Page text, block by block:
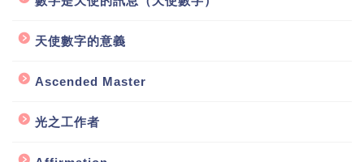
天使數字的意義
Ascended Master
光之工作者